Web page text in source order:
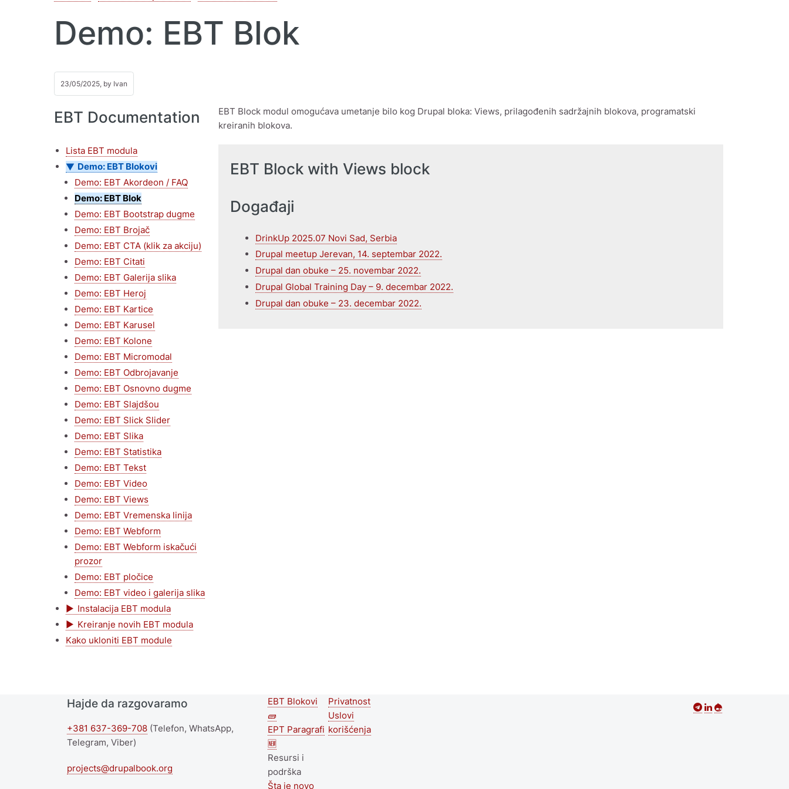
Demo: EBT Blok
23/05/2025, by Ivan
EBT Documentation
Lista EBT modula
Demo: EBT Blokovi
Demo: EBT Akordeon / FAQ
Demo: EBT Blok
Demo: EBT Bootstrap dugme
Demo: EBT Brojač
Demo: EBT CTA (klik za akciju)
Demo: EBT Citati
Demo: EBT Galerija slika
Demo: EBT Heroj
Demo: EBT Kartice
Demo: EBT Karusel
Demo: EBT Kolone
Demo: EBT Micromodal
Demo: EBT Odbrojavanje
Demo: EBT Osnovno dugme
Demo: EBT Slajdšou
Demo: EBT Slick Slider
Demo: EBT Slika
Demo: EBT Statistika
Demo: EBT Tekst
Demo: EBT Video
Demo: EBT Views
Demo: EBT Vremenska linija
Demo: EBT Webform
Demo: EBT Webform iskačući
prozor
Demo: EBT pločice
Demo: EBT video i galerija slika
Instalacija EBT modula
Kreiranje novih EBT modula
Kako ukloniti EBT module
EBT Block modul omogućava umetanje bilo kog Drupal bloka: Views, prilagođenih sadržajnih blokova, programatski
kreiranih blokova.
EBT Block with Views block
Događaji
DrinkUp 2025.07 Novi Sad, Serbia
Drupal meetup Jerevan, 14. septembar 2022.
Drupal dan obuke – 25. novembar 2022.
Drupal Global Training Day – 9. decembar 2022.
Drupal dan obuke – 23. decembar 2022.
Hajde da razgovaramo
+381 637-369-708 (Telefon, WhatsApp,
Telegram, Viber)
projects@drupalbook.org
Second
footer
menu
EBT Blokovi
🧱
EPT Paragrafi
🆕
Resursi i
podrška
Šta je novo
Footer menu
Privatnost
Uslovi
korišćenja